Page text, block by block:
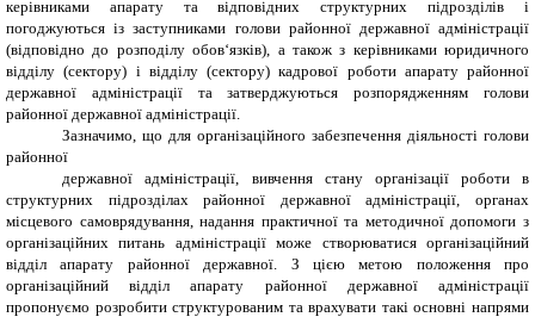
керівниками апарату та відповідних структурних підрозділів і
погоджуються із заступниками голови районної державної адміністрації
(відповідно до розподілу обов‘язків), а також з керівниками юридичного
відділу (сектору) і відділу (сектору) кадрової роботи апарату районної
державної адміністрації та затверджуються розпорядженням голови
районної державної адміністрації.
Зазначимо, що для організаційного забезпечення діяльності голови
районної
державної адміністрації, вивчення стану організації роботи в
структурних підрозділах районної державної адміністрації, органах
місцевого самоврядування, надання практичної та методичної допомоги з
організаційних питань адміністрації може створюватися організаційний
відділ апарату районної державної. З цією метою положення про
організаційний відділ апарату районної державної адміністрації
пропонуємо розробити структурованим та врахувати такі основні напрями